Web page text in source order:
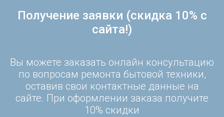
Получение заявки (скидка 10% с
сайта!)
Вы можете заказать онлайн консультацию
по вопросам ремонта бытовой техники,
оставив свои контактные данные на
сайте. При оформлении заказа получите
10% скидки